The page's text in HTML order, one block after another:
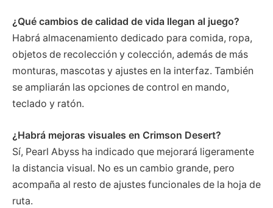
¿Qué cambios de calidad de vida llegan al juego?
Habrá almacenamiento dedicado para comida, ropa,
objetos de recolección y colección, además de más
monturas, mascotas y ajustes en la interfaz. También
se ampliarán las opciones de control en mando,
teclado y ratón.
¿Habrá mejoras visuales en Crimson Desert?
Sí, Pearl Abyss ha indicado que mejorará ligeramente
la distancia visual. No es un cambio grande, pero
acompaña al resto de ajustes funcionales de la hoja de
ruta.